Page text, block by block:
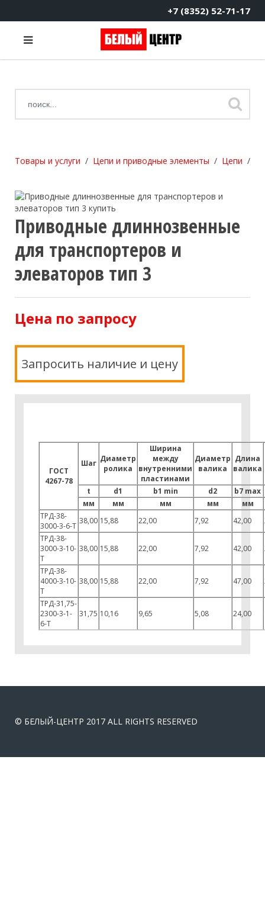
+7 (8352) 52-71-17
Товары и услуги Цепи и приводные элементы Цепи
Приводные длиннозвенные
для транспортеров и
элеваторов тип 3
Цена по запросу
Запросить наличие и цену
ГОСТ
4267-78
Шаг Диаметр
ролика
Ширина
между
внутренними
пластинами
Диаметр
валика
Длина
валика
t d1 b1 min d2
b7 max
мм
мм мм мм
мм
ТРД-38-
3000-3-6-Т
38,00 15,88 22,00 7,92 42,00
ТРД-38-
3000-3-10-
Т
38,00 15,88 22,00 7,92 42,00
ТРД-38-
4000-3-10-
Т
38,00 15,88 22,00 7,92 47,00
ТРД-31,75-
2300-3-1-
6-Т
31,75 10,16 9,65 5,08 24,00
© БЕЛЫЙ-ЦЕНТР 2017 ALL RIGHTS RESERVED